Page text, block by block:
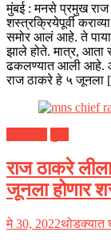
मुंबई : मनसे प्रमुख राज
शस्त्रक्रियेपूर्वी
समोर आलं आहे. ते
झाले होते. मात्र, आता
ढकलण्यात आली आहे.
राज ठाकरे हे ५
राज ठाकरे
जूनला होणार
मे 30, 2022थोडक्यात